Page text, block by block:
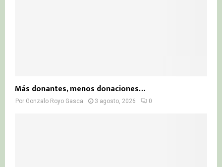
Más donantes, menos donaciones…
Por Gonzalo Royo Gasca 3 agosto, 2026 0